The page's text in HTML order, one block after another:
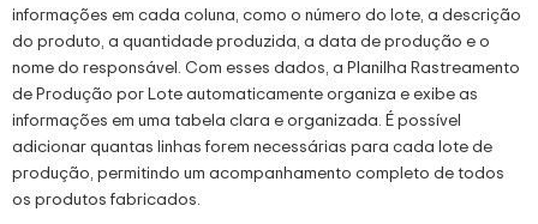
informações em cada coluna, como o número do lote, a descrição
do produto, a quantidade produzida, a data de produção e o
nome do responsável. Com esses dados, a Planilha Rastreamento
de Produção por Lote automaticamente organiza e exibe as
informações em uma tabela clara e organizada. É possível
adicionar quantas linhas forem necessárias para cada lote de
produção, permitindo um acompanhamento completo de todos
os produtos fabricados.